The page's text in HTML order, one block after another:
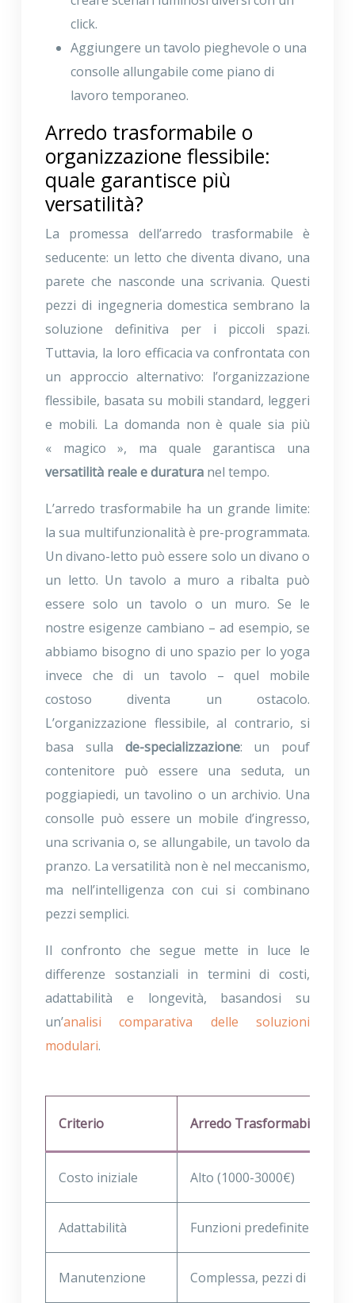
click.
Aggiungere un tavolo pieghevole o una
consolle allungabile come piano di
lavoro temporaneo.
Arredo trasformabile o
organizzazione flessibile:
quale garantisce più
versatilità?
La promessa dell’arredo trasformabile è
seducente: un letto che diventa divano, una
parete che nasconde una scrivania. Questi
pezzi di ingegneria domestica sembrano la
soluzione definitiva per i piccoli spazi.
Tuttavia, la loro efficacia va confrontata con
un approccio alternativo: l’organizzazione
flessibile, basata su mobili standard, leggeri
e mobili. La domanda non è quale sia più
« magico », ma quale garantisca una
versatilità reale e duratura nel tempo.
L’arredo trasformabile ha un grande limite:
la sua multifunzionalità è pre-programmata.
Un divano-letto può essere solo un divano o
un letto. Un tavolo a muro a ribalta può
essere solo un tavolo o un muro. Se le
nostre esigenze cambiano – ad esempio, se
abbiamo bisogno di uno spazio per lo yoga
invece che di un tavolo – quel mobile
costoso diventa un ostacolo.
L’organizzazione flessibile, al contrario, si
basa sulla de-specializzazione: un pouf
contenitore può essere una seduta, un
poggiapiedi, un tavolino o un archivio. Una
consolle può essere un mobile d’ingresso,
una scrivania o, se allungabile, un tavolo da
pranzo. La versatilità non è nel meccanismo,
ma nell’intelligenza con cui si combinano
pezzi semplici.
Il confronto che segue mette in luce le
differenze sostanziali in termini di costi,
adattabilità e longevità, basandosi su
un’analisi comparativa delle soluzioni
modulari.
Criterio Arredo Trasformabile
Costo iniziale Alto (1000-3000€)
Adattabilità Funzioni predefinite
Manutenzione Complessa, pezzi di